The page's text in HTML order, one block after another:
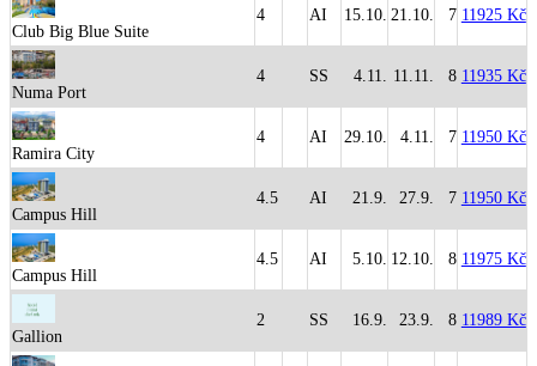
Club Big Blue Suite
4 AI 15.10. 21.10. 7 11925 Kč
Numa Port
4 SS 4.11. 11.11. 8 11935 Kč
Ramira City
4 AI 29.10. 4.11. 7 11950 Kč
Campus Hill
4.5 AI 21.9. 27.9. 7 11950 Kč
Campus Hill
4.5 AI 5.10. 12.10. 8 11975 Kč
Gallion
2 SS 16.9. 23.9. 8 11989 Kč